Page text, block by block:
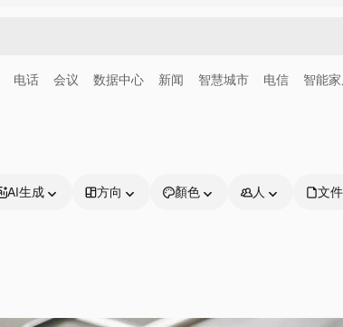
电话 会议 数据中心 新闻 智慧城市 电信 智能
AI生成 方向 顏色 人 文